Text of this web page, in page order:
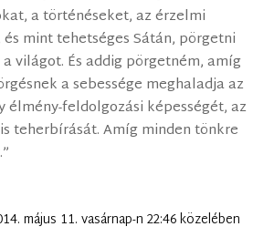
a történéseket, az érzelmi
mint tehetséges Sátán, pörgetni
világot. És addig pörgetném, amíg
a sebessége meghaladja az
élmény-feldolgozási képességét, az
teherbírását. Amíg minden tönkre
május 11. vasárnap-n 22:46 közelében